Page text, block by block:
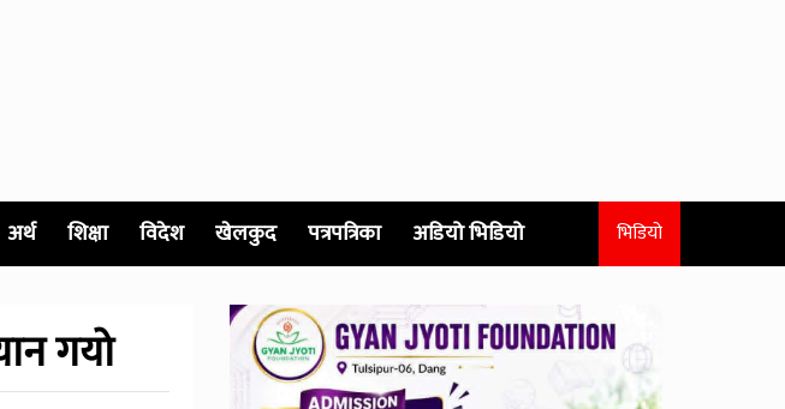
अर्थ शिक्षा विदेश खेलकुद पत्रपत्रिका अडियो भिडियो भिडियो
गयो